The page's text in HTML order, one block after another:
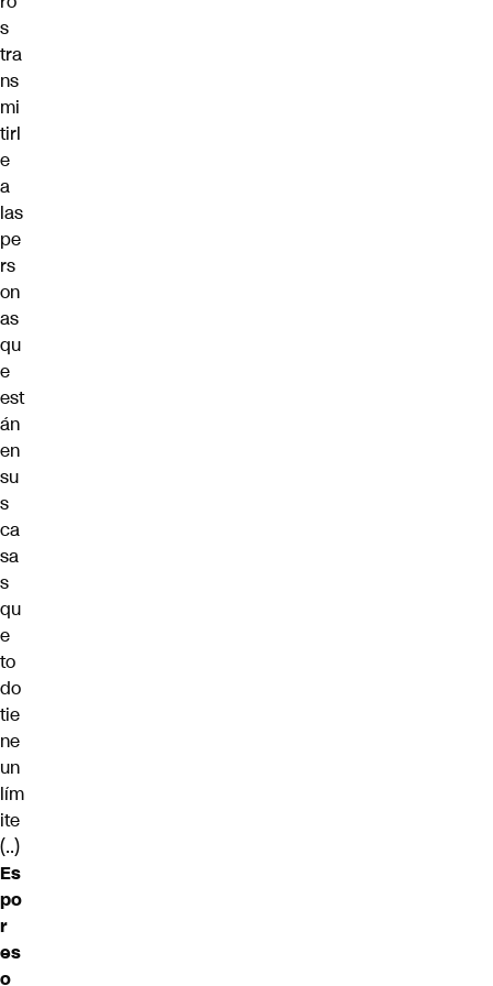
s
tra
ns
mi
tirl
e
a
las
pe
rs
on
as
qu
e
est
án
en
su
s
ca
sa
s
qu
e
to
do
tie
ne
un
lím
ite
(..)
Es
po
r
es
o